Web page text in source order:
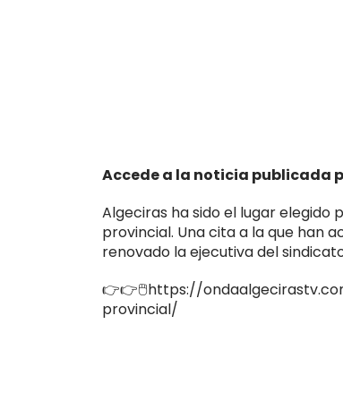
Accede a la noticia publicada
Algeciras ha sido el lugar elegido
provincial. Una cita a la que han
renovado la ejecutiva del
👉👉🖱️https://
provincial/